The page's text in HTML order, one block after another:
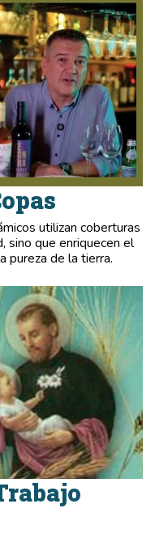
utilizan coberturas
sino que enriquecen el
pureza de la tierra.